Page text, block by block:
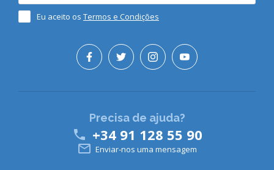
Eu aceito os Termos e Condições
Precisa de ajuda?
 +34 91 128 55 90
 Enviar-nos uma mensagem